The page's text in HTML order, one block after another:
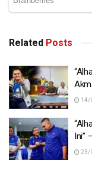
Related Posts
14/
Ini”
23/